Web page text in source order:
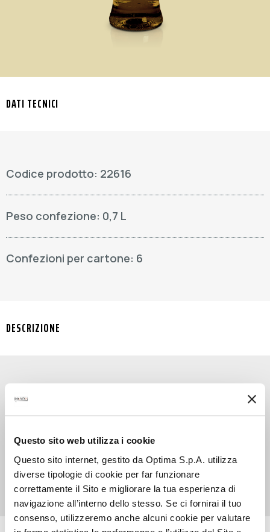
Questo sito web utilizza i cookie
Questo sito internet, gestito da Optima S.p.A. utilizza
diverse tipologie di cookie per far funzionare
correttamente il Sito e migliorare la tua esperienza di
navigazione all’interno dello stesso. Se ci fornirai il tuo
consenso, utilizzeremo anche alcuni cookie per valutare
DATI TECNICI
Codice prodotto: 22616
Peso confezione: 0,7 L
Confezioni per cartone: 6
DESCRIZIONE
SYRUP EARL GREY TEA è lo sciroppo ad alta
concentrazione che racchiude lo stesso aroma
Tea. In poche gocce donerà ai tuoi ice tea,
flavour tea e molte altre cold specialties un
appeal senza tempo.